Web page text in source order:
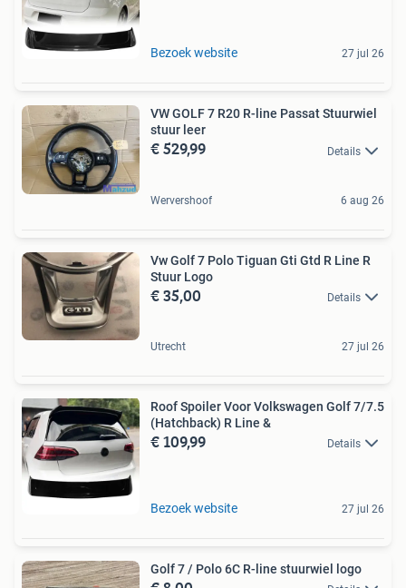
Bezoek website 27 jul 26
VW GOLF 7 R20 R-line Passat Stuurwiel
stuur leer
€ 529,99 Details
Wervershoof 6 aug 26
Vw Golf 7 Polo Tiguan Gti Gtd R Line R
Stuur Logo
€ 35,00 Details
Utrecht 27 jul 26
Roof Spoiler Voor Volkswagen Golf 7/7.5
(Hatchback) R Line &
€ 109,99 Details
Bezoek website 27 jul 26
Golf 7 / Polo 6C R-line stuurwiel logo